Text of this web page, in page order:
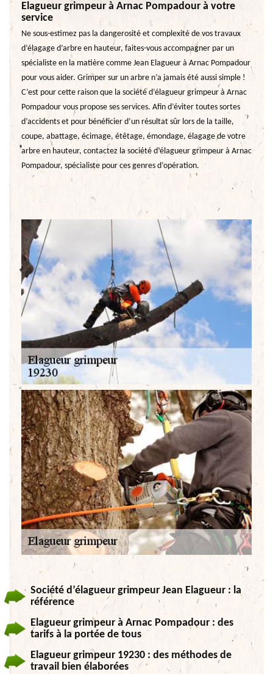
Elagueur grimpeur à Arnac Pompadour à votre
service
Ne sous-estimez pas la dangerosité et complexité de vos travaux
d’élagage d’arbre en hauteur, faites-vous accompagner par un
spécialiste en la matière comme Jean Elagueur à Arnac Pompadour
pour vous aider. Grimper sur un arbre n’a jamais été aussi simple !
C’est pour cette raison que la société d’élagueur grimpeur à Arnac
Pompadour vous propose ses services. Afin d’éviter toutes sortes
d’accidents et pour bénéficier d’un résultat sûr lors de la taille,
coupe, abattage, écimage, étêtage, émondage, élagage de votre
arbre en hauteur, contactez la société d’élagueur grimpeur à Arnac
Pompadour, spécialiste pour ces genres d’opération.
Société d’élagueur grimpeur Jean Elagueur : la
référence
Elagueur grimpeur à Arnac Pompadour : des
tarifs à la portée de tous
Elagueur grimpeur 19230 : des méthodes de
travail bien élaborées